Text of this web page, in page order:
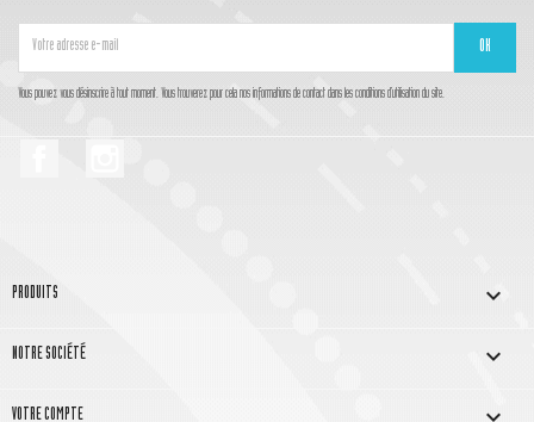
Vous pouvez vous désinscrire à tout moment. Vous trouverez pour cela nos informations de contact dans les conditions d'utilisation du site.
PRODUITS 
NOTRE SOCIÉTÉ 
VOTRE COMPTE